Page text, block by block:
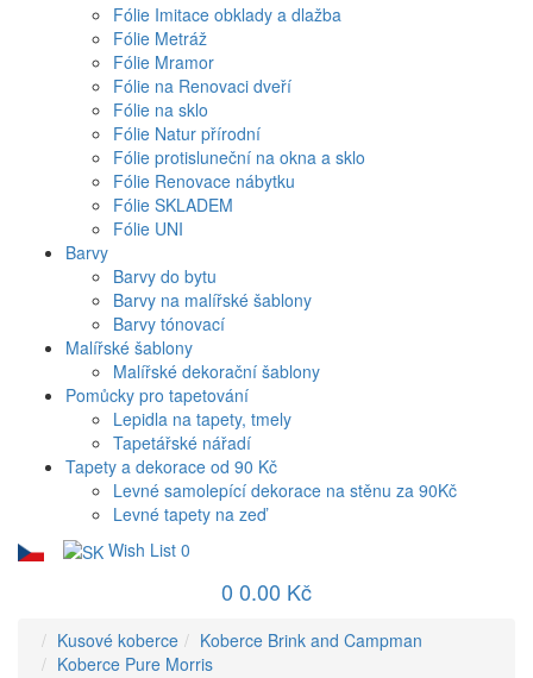
Fólie Imitace obklady a dlažba
Fólie Metráž
Fólie Mramor
Fólie na Renovaci dveří
Fólie na sklo
Fólie Natur přírodní
Fólie protisluneční na okna a sklo
Fólie Renovace nábytku
Fólie SKLADEM
Fólie UNI
Barvy
Barvy do bytu
Barvy na malířské šablony
Barvy tónovací
Malířské šablony
Malířské dekorační šablony
Pomůcky pro tapetování
Lepidla na tapety, tmely
Tapetářské nářadí
Tapety a dekorace od 90 Kč
Levné samolepící dekorace na stěnu za 90Kč
Levné tapety na zeď
Wish List 0
0 0.00 Kč
Kusové koberce
Koberce Brink and Campman
Koberce Pure Morris